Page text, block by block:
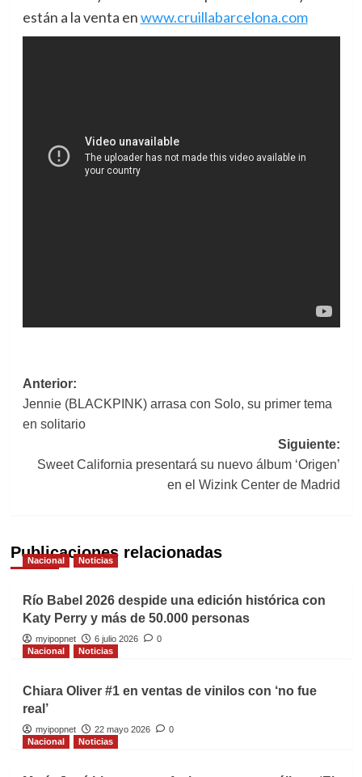
están a la venta enwww.cruillabarcelona.com
Navegación
de
Anterior:
Jennie (BLACKPINK) arrasa con Solo, su primer tema
en solitario
Siguiente:
Sweet California presentará su nuevo álbum ‘Origen’
en el Wizink Center de Madrid
Publicaciones relacionadas
Nacional Noticias
Río Babel 2026 despide una edición histórica con
Katy Perry y más de 50.000 personas
myipopnet 6 julio 2026
0
Nacional
Noticias
Chiara Oliver #1 en ventas de vinilos con ‘no fue
real’
myipopnet 22 mayo 2026
0
Nacional
Noticias